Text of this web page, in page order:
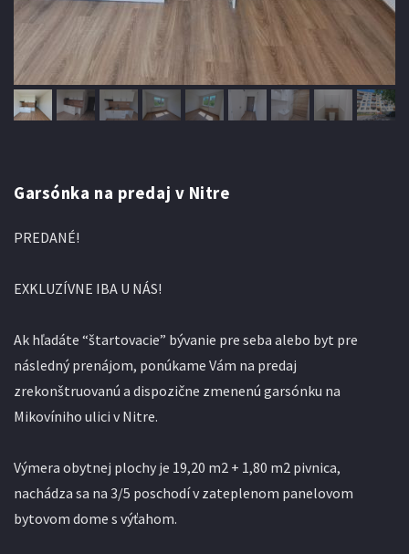
Garsónka na predaj v Nitre
PREDANÉ!
EXKLUZÍVNE IBA U NÁS!
Ak hľadáte “štartovacie” bývanie pre seba alebo byt pre
následný prenájom, ponúkame Vám na predaj
zrekonštruovanú a dispozične zmenenú garsónku na
Mikovíniho ulici v Nitre.
Výmera obytnej plochy je 19,20 m2 + 1,80 m2 pivnica,
nachádza sa na 3/5 poschodí v zateplenom panelovom
bytovom dome s výťahom.